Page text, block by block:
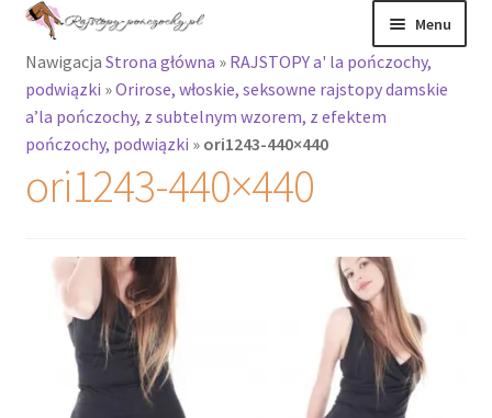
Przejdź
nawigacji
Przejdź
treści
Menu
Rajstopy
Rozwiń
menu
potomne
Rajstopy Orirose
Pończochy i
Podkolanówki i
skarpetki
Wszystkie
produkty
Nawigacja Strona główna » RAJSTOPY a' la pończochy,
podwiązki »Orirose, włoskie, seksowne rajstopy damskie
a’la pończochy, z subtelnym wzorem, z efektem
pończochy, podwiązki » ori1243-440×440
ori1243-440×440